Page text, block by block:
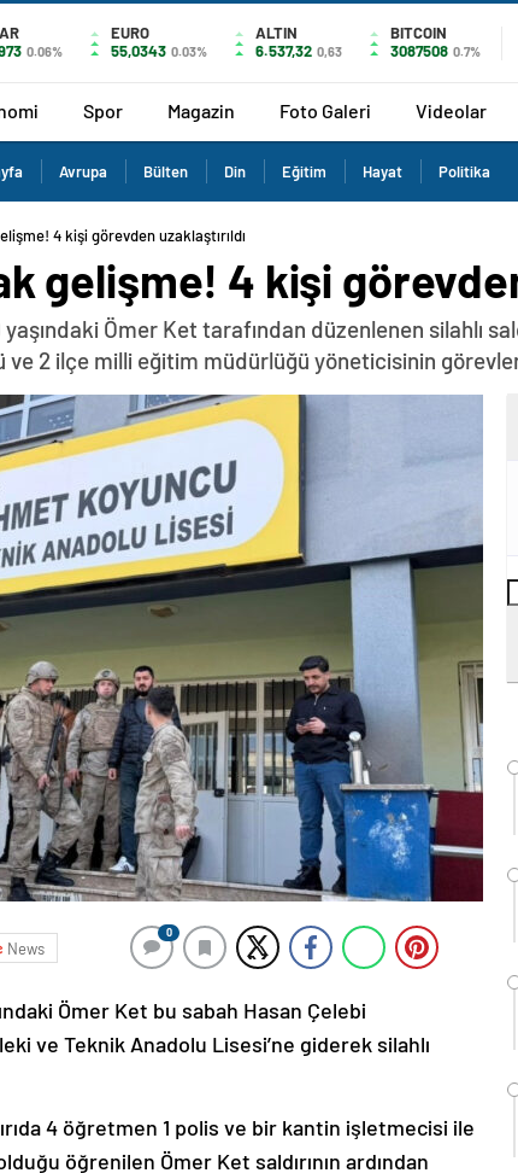
0.06%
EURO
55,0343 0.03%
ALTIN
6.537,32 0,63
BITCOIN
3087508 0.7%
Spor Magazin Foto Galeri Videolar
Avrupa Bülten Din Eğitim Hayat Politika
4 kişi görevden uzaklaştırıldı
gelişme! 4 kişi
Ömer Ket tarafından düzenlenen silahlı
2 ilçe milli eğitim müdürlüğü yöneticisinin
News
0
Ömer Ket bu sabah Hasan Çelebi
ve Teknik Anadolu Lisesi’ne giderek silahlı
4 öğretmen 1 polis ve bir kantin işletmecisi ile
öğrenilen Ömer Ket saldırının ardından